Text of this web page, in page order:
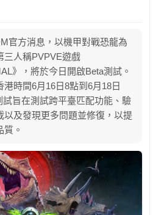
官方消息，以機甲對戰恐龍為
三人稱PVPVE遊戲
》，將於今日開啟Beta測試。
港時間6月16日8點到6月18日
試旨在測試跨平臺匹配功能、驗
以及發現更多問題並修復，以提
質。